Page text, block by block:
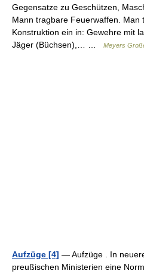
Gegensatze zu Geschützen,
Mann tragbare Feuerwaffen. Man
Konstruktion ein in: Gewehre mit
Jäger (Büchsen),… …
Meyers
Aufzüge [4] — Aufzüge . In
preußischen Ministerien eine